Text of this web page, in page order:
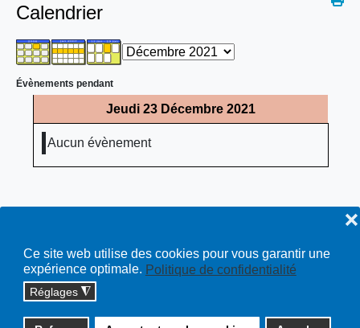
Ce site web utilise des cookies pour vous garantir une
expérience optimale. Politique de confidentialité
Réglages ◮
❌
Calendrier
Évènements pendant
Jeudi 23 Décembre 2021
Aucun évènement
Copyright © 2026 cossonay.ch - tous droits réservés | site :